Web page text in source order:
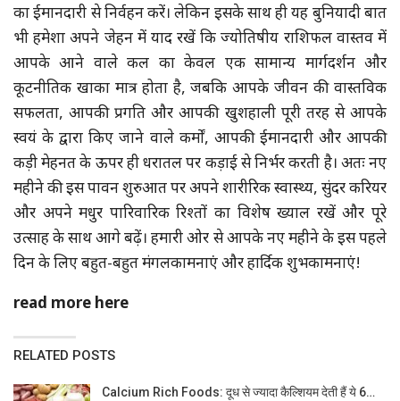
का ईमानदारी से निर्वहन करें। लेकिन इसके साथ ही यह बुनियादी बात
भी हमेशा अपने जेहन में याद रखें कि ज्योतिषीय राशिफल वास्तव में
आपके आने वाले कल का केवल एक सामान्य मार्गदर्शन और
कूटनीतिक खाका मात्र होता है, जबकि आपके जीवन की वास्तविक
सफलता, आपकी प्रगति और आपकी खुशहाली पूरी तरह से आपके
स्वयं के द्वारा किए जाने वाले कर्मों, आपकी ईमानदारी और आपकी
कड़ी मेहनत के ऊपर ही धरातल पर कड़ाई से निर्भर करती है। अतः नए
महीने की इस पावन शुरुआत पर अपने शारीरिक स्वास्थ्य, सुंदर करियर
और अपने मधुर पारिवारिक रिश्तों का विशेष ख्याल रखें और पूरे
उत्साह के साथ आगे बढ़ें। हमारी ओर से आपके नए महीने के इस पहले
दिन के लिए बहुत-बहुत मंगलकामनाएं और हार्दिक शुभकामनाएं!
read more here
RELATED POSTS
Calcium Rich Foods: दूध से ज्यादा कैल्शियम देती हैं ये 6…